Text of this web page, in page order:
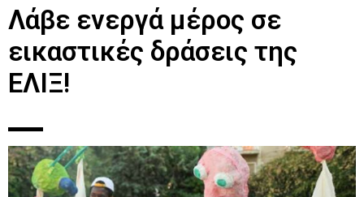
Λάβε ενεργά μέρος σε
εικαστικές δράσεις της
ΕΛΙΞ!